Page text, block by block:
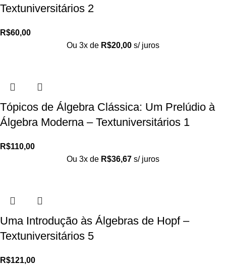
Textuniversitários 2
R$60,00
Ou 3x de R$20,00 s/ juros
Tópicos de Álgebra Clássica: Um Prelúdio à
Álgebra Moderna – Textuniversitários 1
R$110,00
Ou 3x de R$36,67 s/ juros
Uma Introdução às Álgebras de Hopf –
Textuniversitários 5
R$121,00